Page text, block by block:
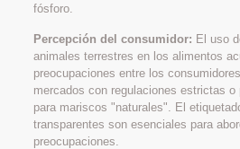
fósforo.
Percepción del consumidor: El uso
animales terrestres en los alimentos
preocupaciones entre los
mercados con regulaciones estrictas o
para mariscos "naturales". El
transparentes son esenciales para
preocupaciones.